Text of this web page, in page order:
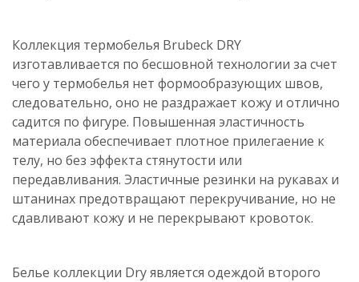
Коллекция термобелья Brubeck DRY
изготавливается по бесшовной технологии за счет
чего у термобелья нет формообразующих швов,
следовательно, оно не раздражает кожу и отлично
садится по фигуре. Повышенная эластичность
материала обеспечивает плотное прилегаение к
телу, но без эффекта стянутости или
передавливания. Эластичные резинки на рукавах и
штанинах предотвращают перекручивание, но не
сдавливают кожу и не перекрывают кровоток.
Белье коллекции Dry является одеждой второго